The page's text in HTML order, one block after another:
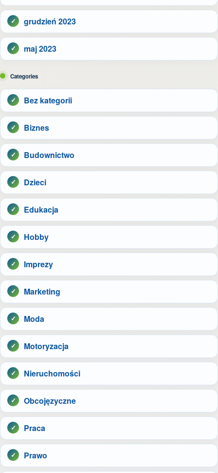
grudzień 2023
maj 2023
Categories
Bez kategorii
Biznes
Budownictwo
Dzieci
Edukacja
Hobby
Imprezy
Marketing
Moda
Motoryzacja
Nieruchomości
Obcojęzyczne
Praca
Prawo